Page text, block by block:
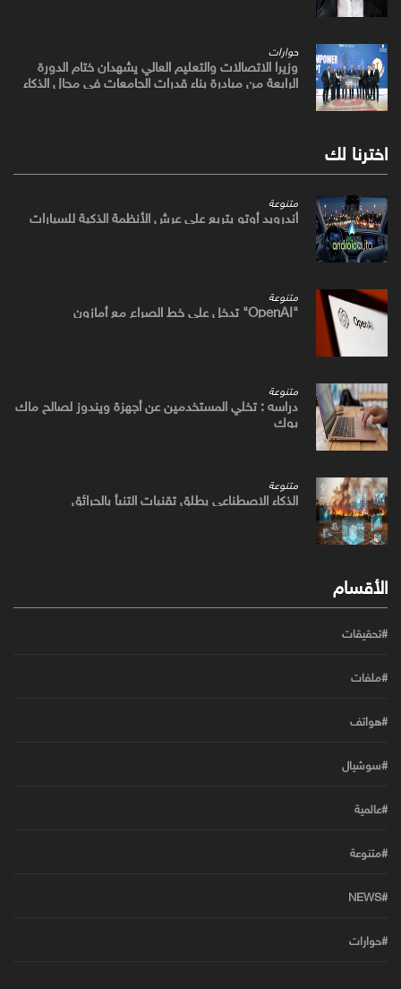
حوارات
وزيرا الاتصالات والتعليم العالي يشهدان ختام الدورة
الرابعة من مبادرة بناء قدرات الجامعات في مجال الذكاء
اخترنا لك
متنوعة
أندرويد أوتو يتربع علي عرش الأنظمة الذكية للسيارات
متنوعة
"OpenAI" تدخل علي خط الصراع مع أمازون
متنوعة
دراسه : تخلي المستخدمين عن أجهزة ويندوز لصالح ماك
بوك
متنوعة
الذكاء الاصطناعي يطلق تقنيات التنبأ بالحرائق
الأقسام
#تحقيقات
#ملفات
#هواتف
#سوشيال
#عالمية
#متنوعة
#NEWS
#حوارات